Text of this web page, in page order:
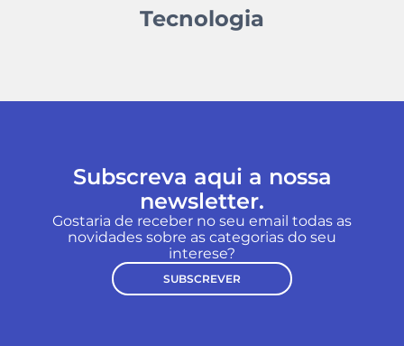
Tecnologia
Subscreva aqui a nossa
newsletter.
Gostaria de receber no seu email todas as
novidades sobre as categorias do seu
interese?
SUBSCREVER